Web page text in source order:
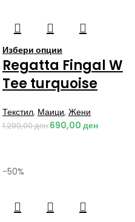
Избери опции
Regatta Fingal W
Tee turquoise
Текстил, Маици, Жени
1.290,00ден 690,00 ден
-50%